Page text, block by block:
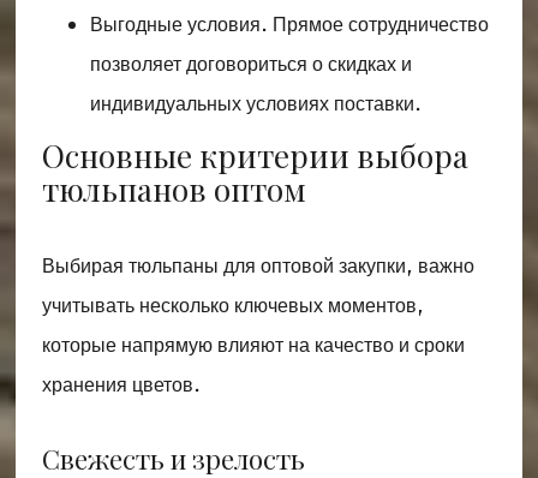
Выгодные условия. Прямое сотрудничество
позволяет договориться о скидках и
индивидуальных условиях поставки.
Основные критерии выбора
тюльпанов оптом
Выбирая тюльпаны для оптовой закупки, важно
учитывать несколько ключевых моментов,
которые напрямую влияют на качество и сроки
хранения цветов.
Свежесть и зрелость